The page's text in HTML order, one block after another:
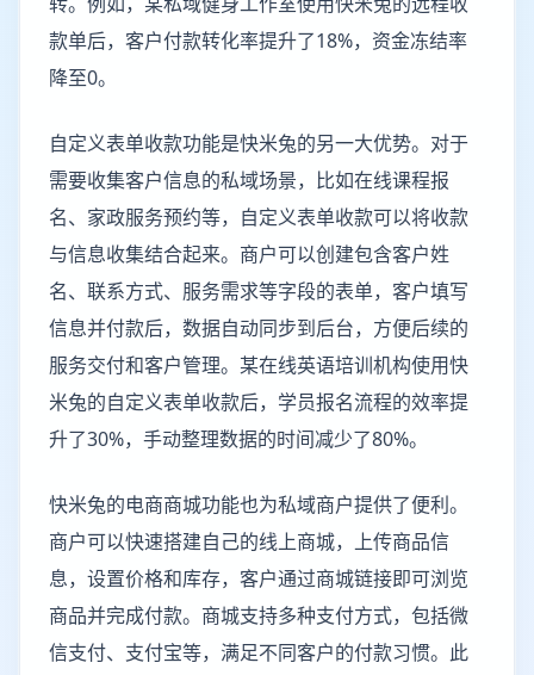
款单后，客户付款转化率提升了18%，资金冻结率
降至0。
自定义表单收款功能是快米兔的另一大优势。对于
需要收集客户信息的私域场景，比如在线课程报
名、家政服务预约等，自定义表单收款可以将收款
与信息收集结合起来。商户可以创建包含客户姓
名、联系方式、服务需求等字段的表单，客户填写
信息并付款后，数据自动同步到后台，方便后续的
服务交付和客户管理。某在线英语培训机构使用快
米兔的自定义表单收款后，学员报名流程的效率提
升了30%，手动整理数据的时间减少了80%。
快米兔的电商商城功能也为私域商户提供了便利。
商户可以快速搭建自己的线上商城，上传商品信
息，设置价格和库存，客户通过商城链接即可浏览
商品并完成付款。商城支持多种支付方式，包括微
信支付、支付宝等，满足不同客户的付款习惯。此